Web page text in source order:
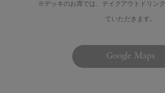
※デッキのお席では、テイクアウトドリン
ていただきます。
Google Maps